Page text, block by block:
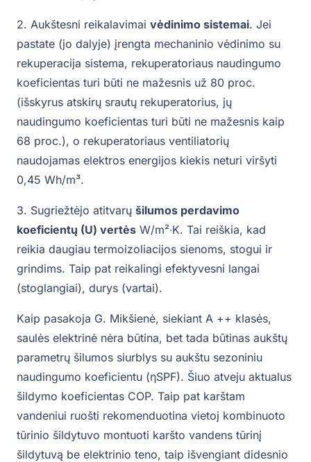
2. Aukštesni reikalavimai vėdinimo sistemai. Jei
pastate (jo dalyje) įrengta mechaninio vėdinimo su
rekuperacija sistema, rekuperatoriaus naudingumo
koeficientas turi būti ne mažesnis už 80 proc.
(išskyrus atskirų srautų rekuperatorius, jų
naudingumo koeficientas turi būti ne mažesnis kaip
68 proc.), o rekuperatoriaus ventiliatorių
naudojamas elektros energijos kiekis neturi viršyti
0,45 Wh/m³.
3. Sugriežtėjo atitvarų šilumos perdavimo
koeficientų (U) vertės W/m²∙K. Tai reiškia, kad
reikia daugiau termoizoliacijos sienoms, stogui ir
grindims. Taip pat reikalingi efektyvesni langai
(stoglangiai), durys (vartai).
Kaip pasakoja G. Mikšienė, siekiant A ++ klasės,
saulės elektrinė nėra būtina, bet tada būtinas aukštų
parametrų šilumos siurblys su aukštu sezoniniu
naudingumo koeficientu (ηSPF). Šiuo atveju aktualus
šildymo koeficientas COP. Taip pat karštam
vandeniui ruošti rekomenduotina vietoj kombinuoto
tūrinio šildytuvo montuoti karšto vandens tūrinį
šildytuvą be elektrinio teno, taip išvengiant didesnio